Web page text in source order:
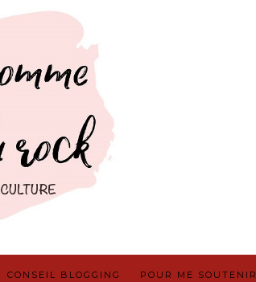
CONSEIL BLOGGING POUR ME SOUTENIR